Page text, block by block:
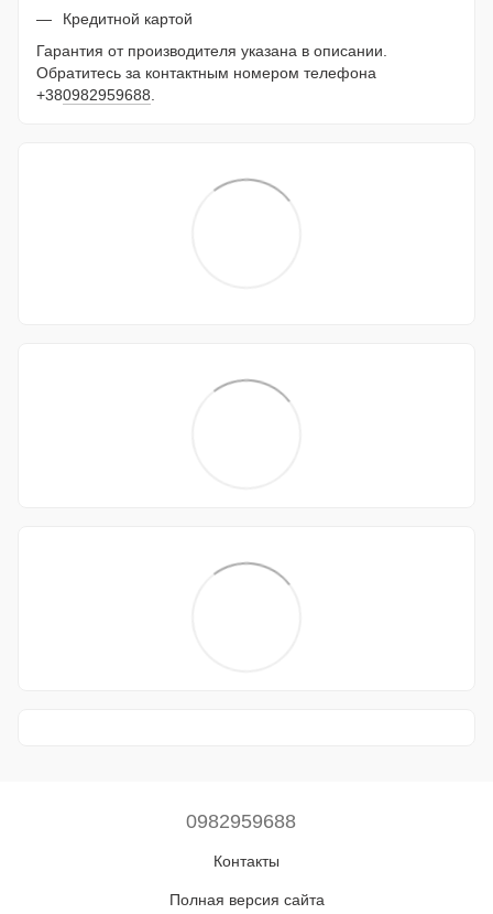
Кредитной картой
Гарантия от производителя указана в описании.
Обратитесь за контактным номером телефона
+380982959688
0982959688
Контакты
Полная версия сайта